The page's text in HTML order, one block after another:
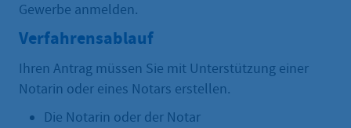
Gewerbe anmelden.
Verfahrensablauf
Ihren Antrag müssen Sie mit Unterstützung einer
Notarin oder eines Notars erstellen.
Die Notarin oder der Notar